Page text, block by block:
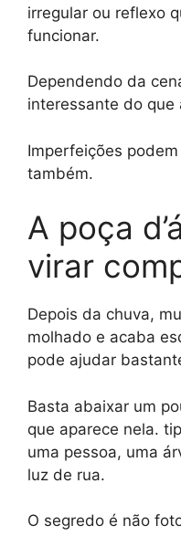
irregular ou reflexo
funcionar.
Dependendo da
interessante do que
Imperfeições
também.
A poça
virar
Depois da chuva,
molhado e acaba
pode ajudar
Basta abaixar um
que aparece nela.
uma pessoa, uma
luz de rua.
O segredo é não